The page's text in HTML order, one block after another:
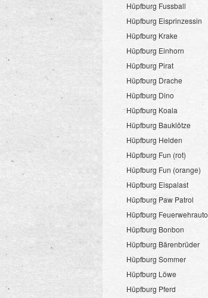
Hüpfburg Fussball
Hüpfburg Eisprinzessin
Hüpfburg Krake
Hüpfburg Einhorn
Hüpfburg Pirat
Hüpfburg Drache
Hüpfburg Dino
Hüpfburg Koala
Hüpfburg Bauklötze
Hüpfburg Helden
Hüpfburg Fun (rot)
Hüpfburg Fun (orange)
Hüpfburg Eispalast
Hüpfburg Paw Patrol
Hüpfburg Feuerwehrauto
Hüpfburg Bonbon
Hüpfburg Bärenbrüder
Hüpfburg Sommer
Hüpfburg Löwe
Hüpfburg Pferd